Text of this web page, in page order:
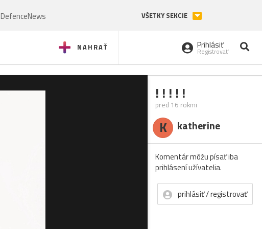
DefenceNews VŠETKY SEKCIE
NAHRAŤ Prihlásiť
Registrovať
! ! ! ! !
pred 16 rokmi
K katherine
Komentár môžu písať iba
prihlásení užívatelia.
prihlásiť / registrovať